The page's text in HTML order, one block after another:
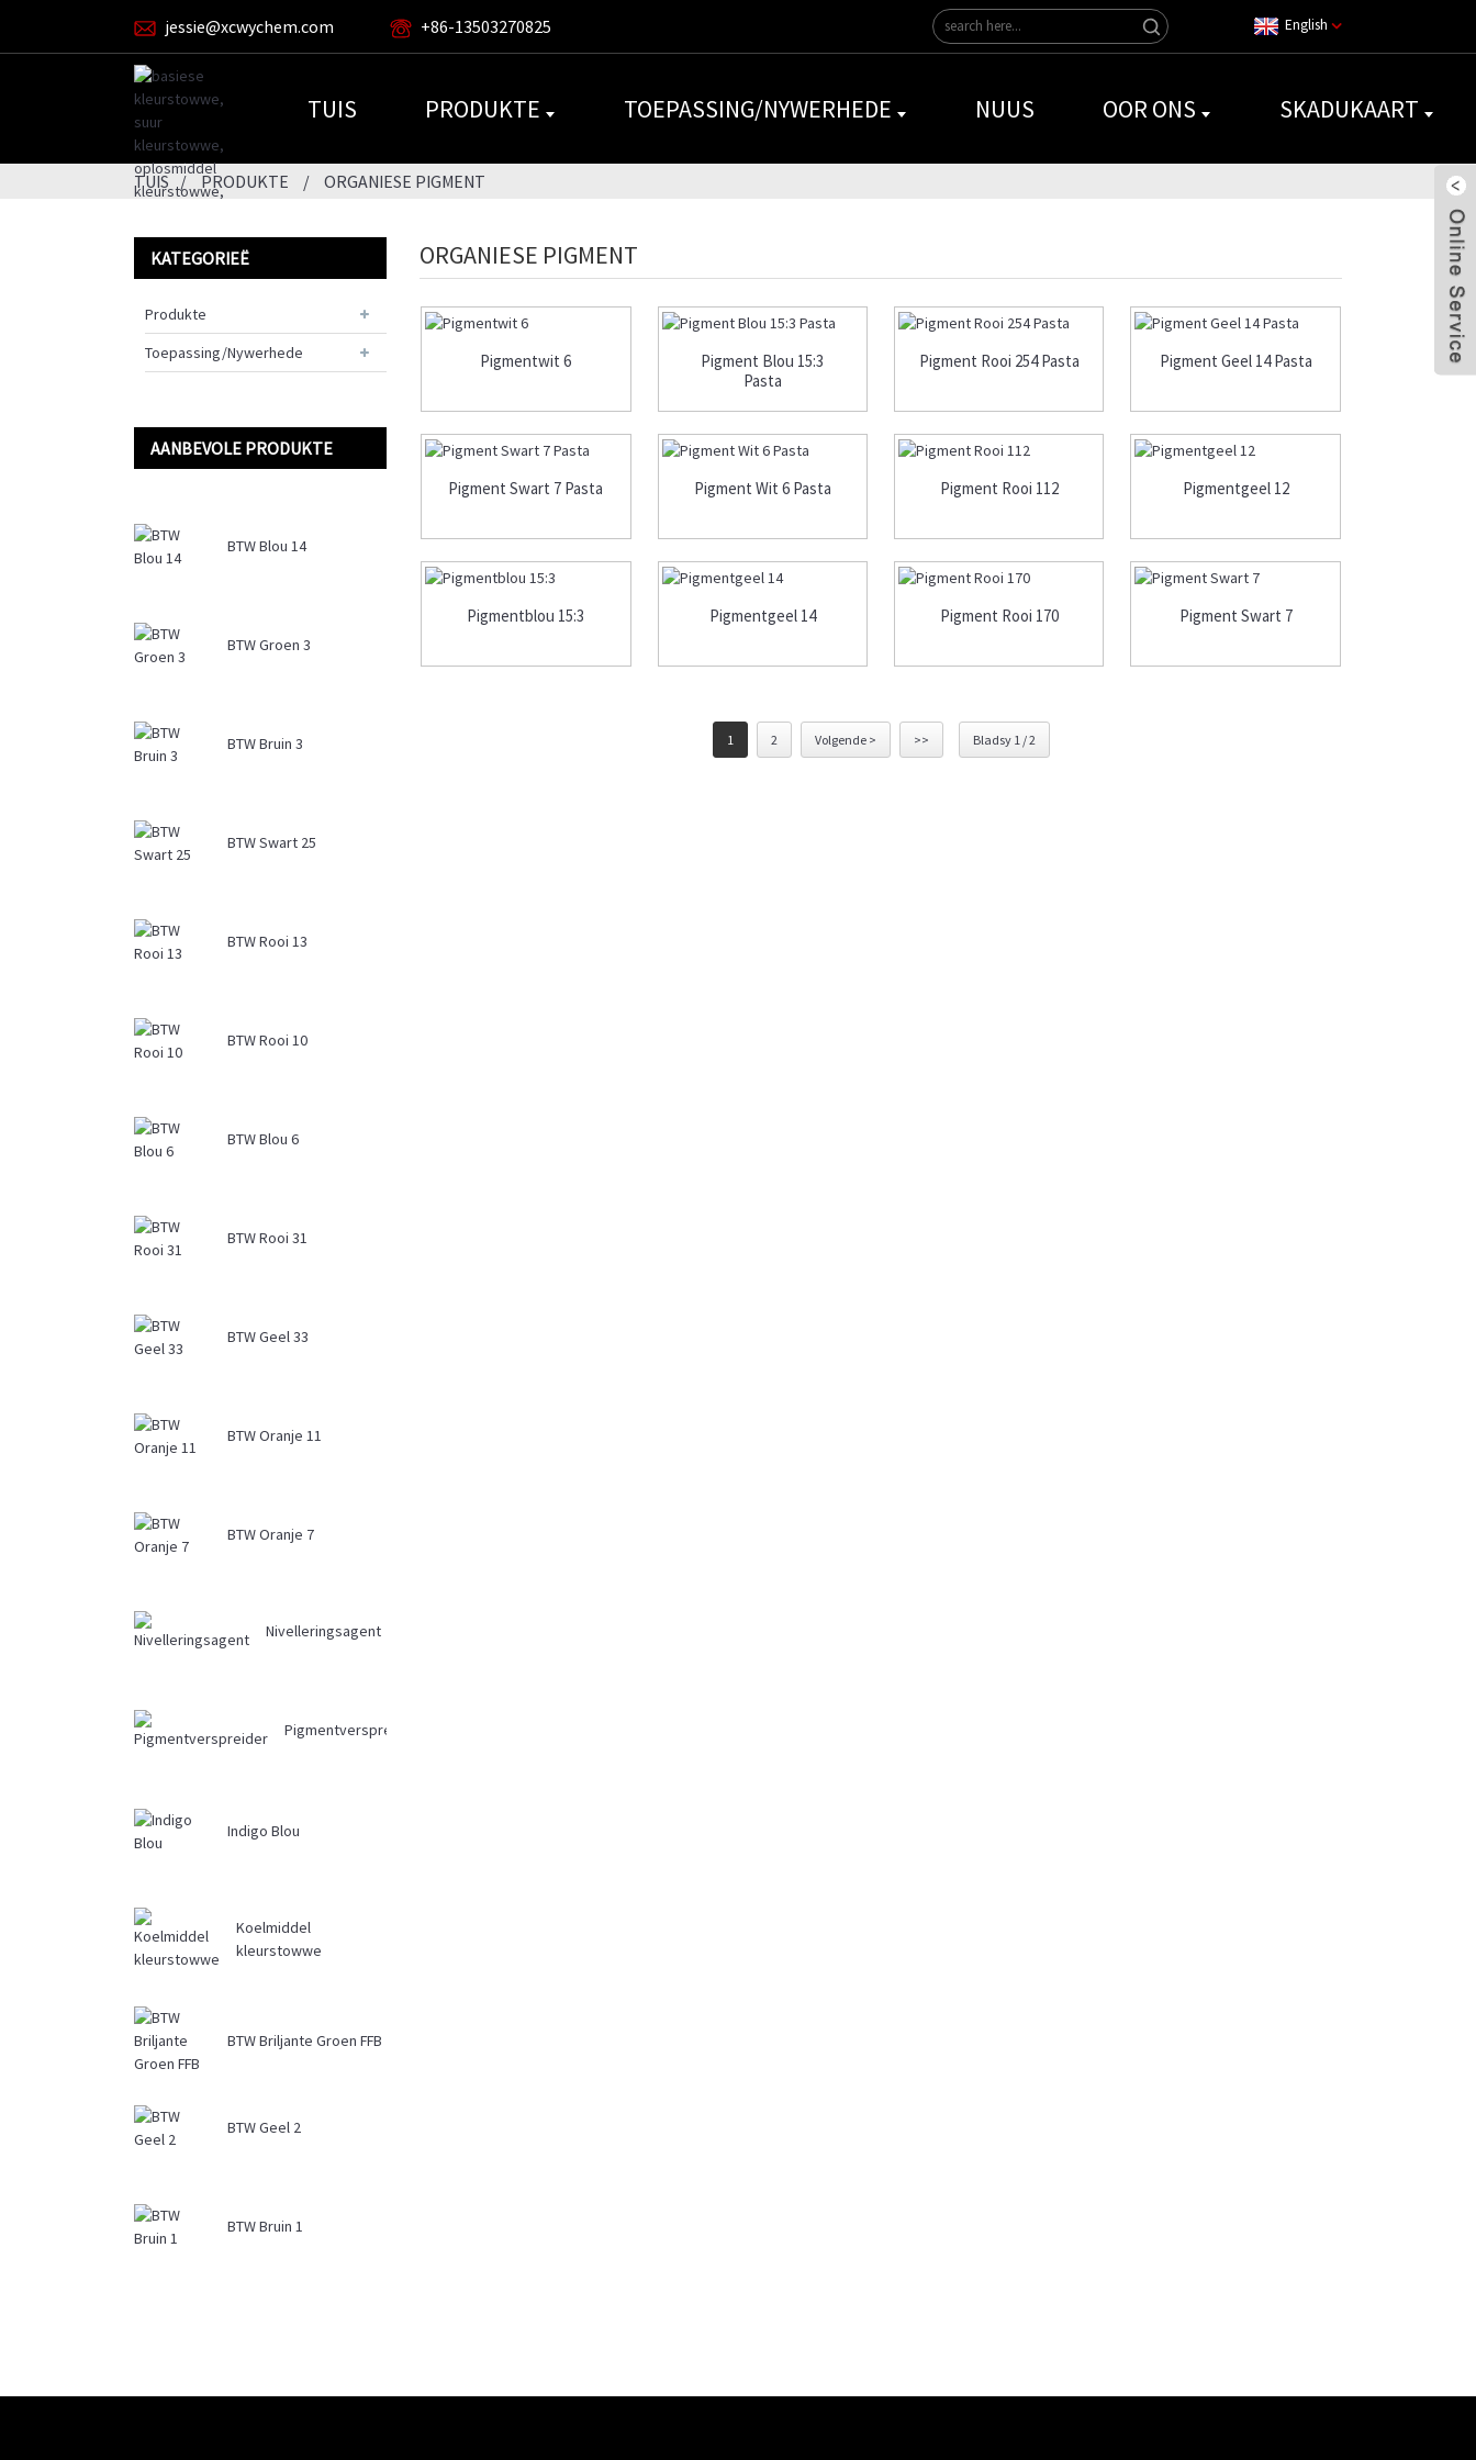
jessie@xcwychem.com +86-13503270825 English
TUIS PRODUKTE TOEPASSING/NYWERHEDE NUUS OOR ONS SKADUKAART
TUIS PRODUKTE ORGANIESE PIGMENT
KATEGORIEË
Produkte
Toepassing/Nywerhede
AANBEVOLE PRODUKTE
BTW Blou 14
BTW Groen 3
BTW Bruin 3
BTW Swart 25
BTW Rooi 13
BTW Rooi 10
BTW Blou 6
BTW Rooi 31
BTW Geel 33
BTW Oranje 11
BTW Oranje 7
Nivelleringsagent
Pigmentverspreider
Indigo Blou
Koelmiddel
kleurstowwe
BTW Briljante Groen FFB
BTW Geel 2
BTW Bruin 1
ORGANIESE PIGMENT
Pigmentwit 6
Pigment Blou 15:3
Pasta
Pigment Rooi 254 Pasta Pigment Geel 14 Pasta
Pigment Swart 7 Pasta Pigment Wit 6 Pasta Pigment Rooi 112 Pigmentgeel 12
Pigmentblou 15:3 Pigmentgeel 14 Pigment Rooi 170 Pigment Swart 7
1 2 Volgende > >> Bladsy 1 / 2